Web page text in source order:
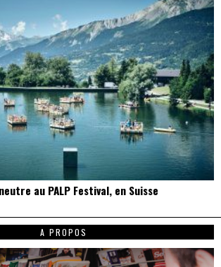
au PALP Festival, en Suisse
A PROPOS